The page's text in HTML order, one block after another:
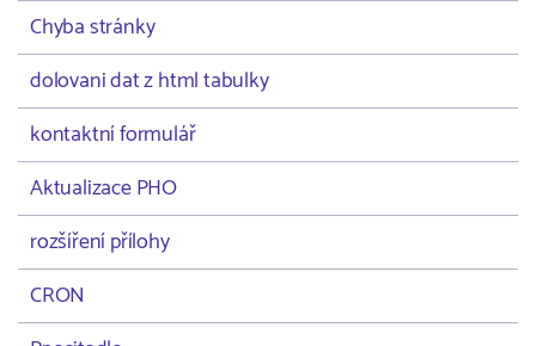
Chyba stránky
dolovani dat z html tabulky
kontaktní formulář
Aktualizace PHO
rozšíření přílohy
CRON